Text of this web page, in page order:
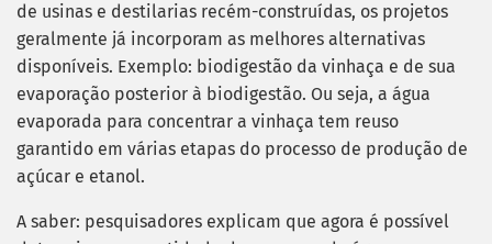
de usinas e destilarias recém-construídas, os projetos
geralmente já incorporam as melhores alternativas
disponíveis. Exemplo: biodigestão da vinhaça e de sua
evaporação posterior à biodigestão. Ou seja, a água
evaporada para concentrar a vinhaça tem reuso
garantido em várias etapas do processo de produção de
açúcar e etanol.
A saber: pesquisadores explicam que agora é possível